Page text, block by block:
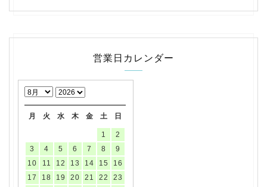
営業日カレンダー
月 火 水 木 金 土 日
1
2
3
4 5 6 7 8
9
10
11 12 13 14 15
16
17
18 19 20 21 22
23